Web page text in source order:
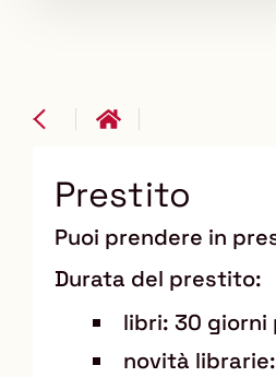
Prestito
Puoi prendere in
Durata del prestito:
libri: 30 giorni
novità